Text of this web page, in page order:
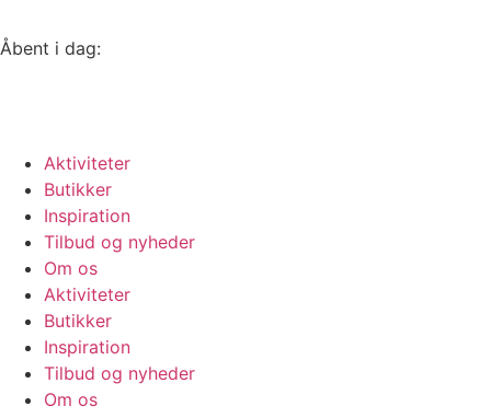
Åbent i dag:
Aktiviteter
Butikker
Inspiration
Tilbud og nyheder
Om os
Aktiviteter
Butikker
Inspiration
Tilbud og nyheder
Om os